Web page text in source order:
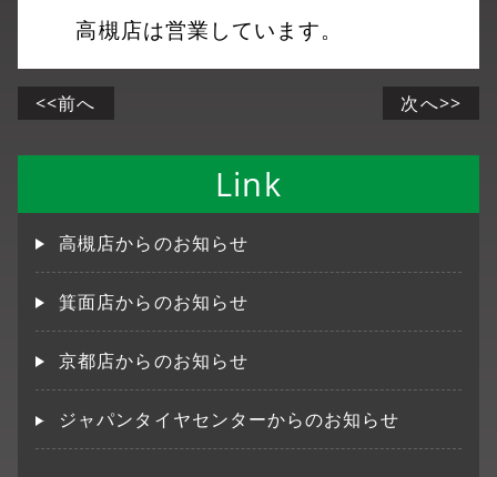
高槻店は営業しています。
<<前へ 次へ>>
Link
高槻店からのお知らせ
箕面店からのお知らせ
京都店からのお知らせ
ジャパンタイヤセンターからのお知らせ